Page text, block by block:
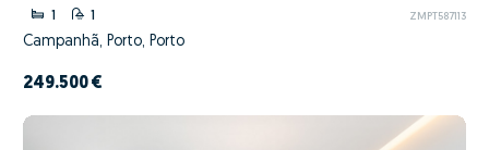
1 1 ZMPT587113
Campanhã, Porto, Porto
249.500 €